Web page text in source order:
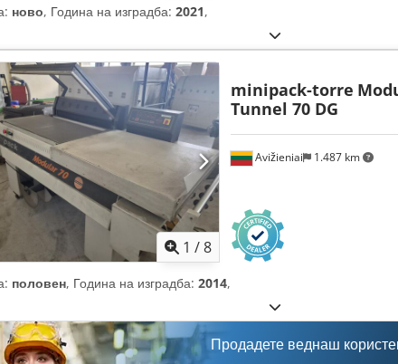
ново, Година на изградба: 2021,
1 /8
Avižieniai 1.487 km
minipack-torre
Tunnel 70 DG
половен, Година на изградба: 2014,
Продадете веднаш